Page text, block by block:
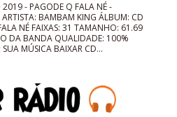
- PAGODE Q FALA NÉ -
BAMBAM KING ÁLBUM: CD
NÉ FAIXAS: 31 TAMANHO: 61.69
DA BANDA QUALIDADE: 100%
MÚSICA BAIXAR CD...